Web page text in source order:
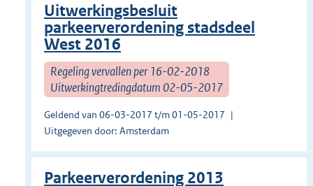
Uitwerkingsbesluit
parkeerverordening stadsdeel
West 2016
Regeling vervallen per 16-02-2018
Uitwerkingtredingdatum 02-05-2017
Geldend van 06-03-2017 t/m 01-05-2017
Uitgegeven door: Amsterdam
Parkeerverordening 2013